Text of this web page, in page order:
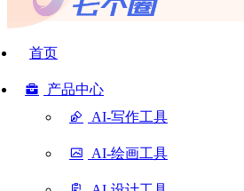
首页
产品中心
AI-写作工具
AI-绘画工具